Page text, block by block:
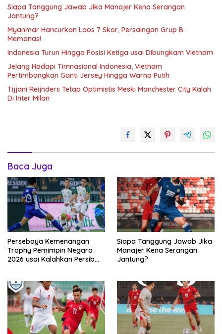
Siapa Tanggung Jawab Jika Manajer Kena Serangan
Jantung?
Myanmar Hancurkan Laos 7 Skor, Persaingan Grup B
Memanas!
Indonesia Turun Hingga Posisi Ketiga usai Dibungkam Vietnam
Jelang Hadapi Timnasional Indonesia, Vietnam
Pertimbangkan Ganti Jersey Hingga Warna Putih
Tijjani Reijnders Tetap Optimistis Meski Manchester City Kalah
Di Inter Milan
Baca Juga
Persebaya Kemenangan
Trophy Pemimpin Negara
2026 usai Kalahkan Persib
Siapa Tanggung Jawab Jika
Manajer Kena Serangan
Jantung?